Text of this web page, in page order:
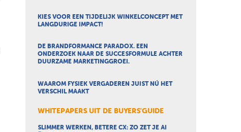
KIES VOOR EEN TIJDELIJK WINKELCONCEPT MET
LANGDURIGE IMPACT!
DE BRANDFORMANCE PARADOX. EEN
ONDERZOEK NAAR DE SUCCESFORMULE ACHTER
DUURZAME MARKETINGGROEI.
WAAROM FYSIEK VERGADEREN JUIST NÚ HET
VERSCHIL MAAKT
WHITEPAPERS UIT DE BUYERS'GUIDE
SLIMMER WERKEN, BETERE CX: ZO ZET JE AI